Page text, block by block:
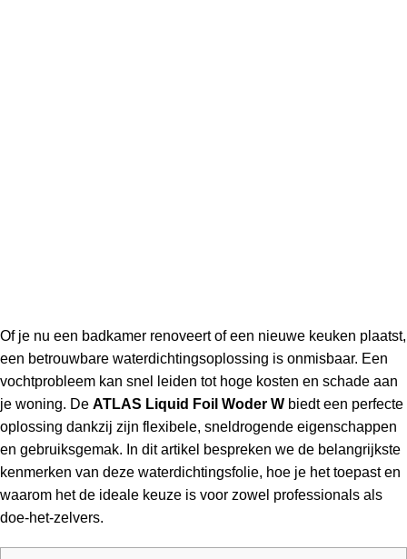
Of je nu een badkamer renoveert of een nieuwe keuken plaatst,
een betrouwbare waterdichtingsoplossing is onmisbaar. Een
vochtprobleem kan snel leiden tot hoge kosten en schade aan
je woning. De ATLAS Liquid Foil Woder W biedt een perfecte
oplossing dankzij zijn flexibele, sneldrogende eigenschappen
en gebruiksgemak. In dit artikel bespreken we de belangrijkste
kenmerken van deze waterdichtingsfolie, hoe je het toepast en
waarom het de ideale keuze is voor zowel professionals als
doe-het-zelvers.